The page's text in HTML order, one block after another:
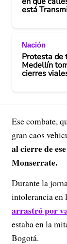
está
Nación
Protesta de
Medellín
cierres
Ese combate,
gran caos
al cierre de
Monserrate.
Durante la
intolerancia en
arrastró por
estaba en la
Bogotá.